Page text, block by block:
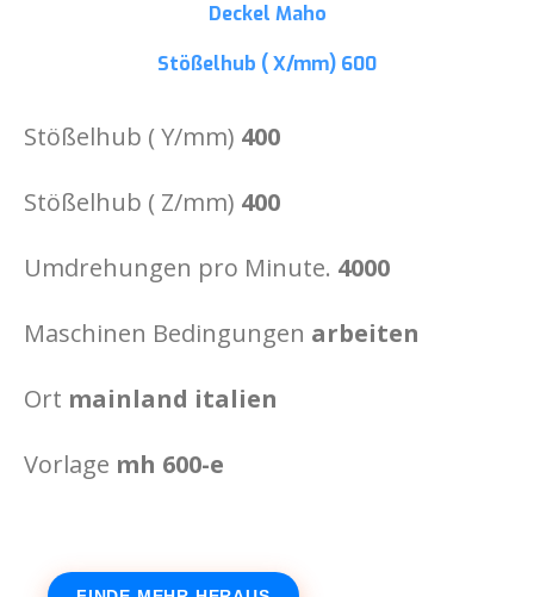
Deckel Maho
Stößelhub ( X/mm) 600
Stößelhub ( Y/mm) 400
Stößelhub ( Z/mm) 400
Umdrehungen pro Minute. 4000
Maschinen Bedingungen arbeiten
Ort mainland italien
Vorlage mh 600-e